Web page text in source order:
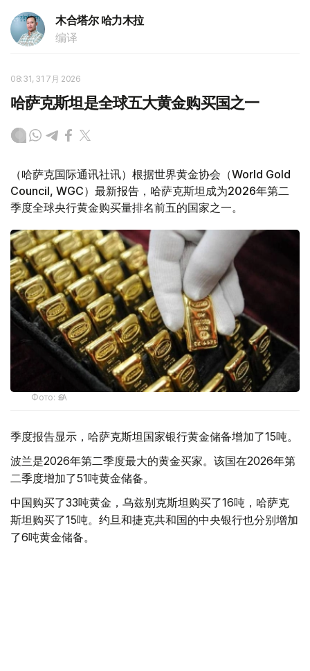
木合塔尔 哈力木拉
编译
08:31, 31 7月 2026
哈萨克斯坦是全球五大黄金购买国之一
（哈萨克国际通讯社讯）根据世界黄金协会（World Gold
Council, WGC）最新报告，哈萨克斯坦成为2026年第二
季度全球央行黄金购买量排名前五的国家之一。
Фото: ӨзА
季度报告显示，哈萨克斯坦国家银行黄金储备增加了15吨。
波兰是2026年第二季度最大的黄金买家。该国在2026年第
二季度增加了51吨黄金储备。
中国购买了33吨黄金，乌兹别克斯坦购买了16吨，哈萨克
斯坦购买了15吨。约旦和捷克共和国的中央银行也分别增加
了6吨黄金储备。